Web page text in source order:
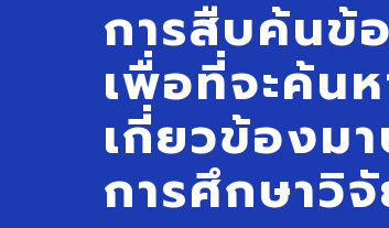
การสืบค้นข้
เพื่อที่จะค้น
เกี่ยวข้องม
การศึกษาวิ